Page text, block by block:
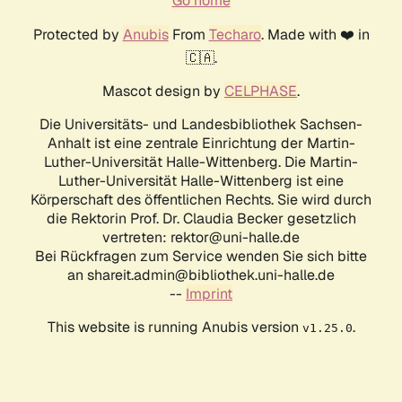
Protected by AnubisFrom Techaro. Made with ❤️ in
🇨🇦.
Mascot design by CELPHASE.
Die Universitäts- und Landesbibliothek Sachsen-
Anhalt ist eine zentrale Einrichtung der Martin-
Luther-Universität Halle-Wittenberg. Die Martin-
Luther-Universität Halle-Wittenberg ist eine
Körperschaft des öffentlichen Rechts. Sie wird durch
die Rektorin Prof. Dr. Claudia Becker gesetzlich
vertreten: rektor@uni-halle.de
Bei Rückfragen zum Service wenden Sie sich bitte
an shareit.admin@bibliothek.uni-halle.de
-- Imprint
This website is running Anubis version v1.25.0.